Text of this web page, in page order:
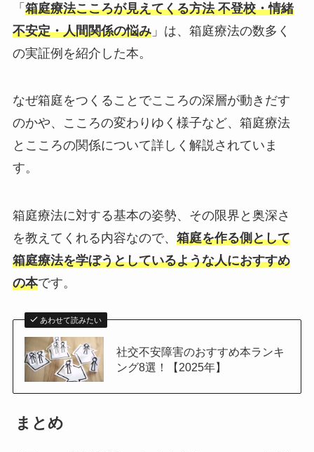
「 箱庭療法こころが見えてくる方法 不登校・情緒
不安定・人間関係の悩み」は、箱庭療法の数多く
の実証例を紹介した本。
なぜ箱庭をつくることでこころの深層が動きだす
のかや、こころの変わりゆく様子など、箱庭療法
とこころの関係について詳しく解説されていま
す。
箱庭療法に対する基本の姿勢、その限界と奥深さ
を教えてくれる内容なので、 箱庭を作る側として
箱庭療法を学ぼうとしているような人におすすめ
の本です。
あわせて読みたい
社交不安障害のおすすめ本ランキ
ング8選！【2025年】
まとめ